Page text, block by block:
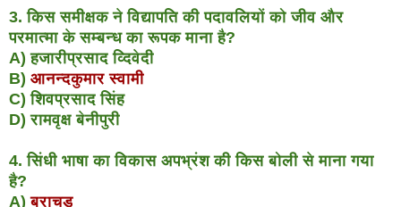
3. किस समीक्षक ने विद्यापति की पदावलियों को जीव और
परमात्मा के सम्बन्ध का रूपक माना है?
A) हजारीप्रसाद व्दिवेदी
B) आनन्दकुमार स्वामी
C) शिवप्रसाद सिंह
D) रामवृक्ष बेनीपुरी
4. सिंधी भाषा का विकास अपभ्रंश की किस बोली से माना गया
है?
A)ब्राचड